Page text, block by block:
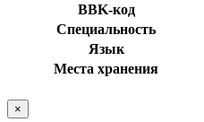
BBK-код
Специальность
Язык
Места хранения
×